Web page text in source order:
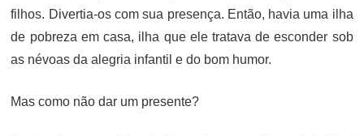
filhos. Divertia-os com sua presença. Então, havia uma ilha
de pobreza em casa, ilha que ele tratava de esconder sob
as névoas da alegria infantil e do bom humor.
Mas como não dar um presente?